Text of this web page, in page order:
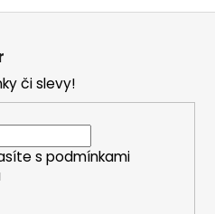
či slevy!
s podmínkami